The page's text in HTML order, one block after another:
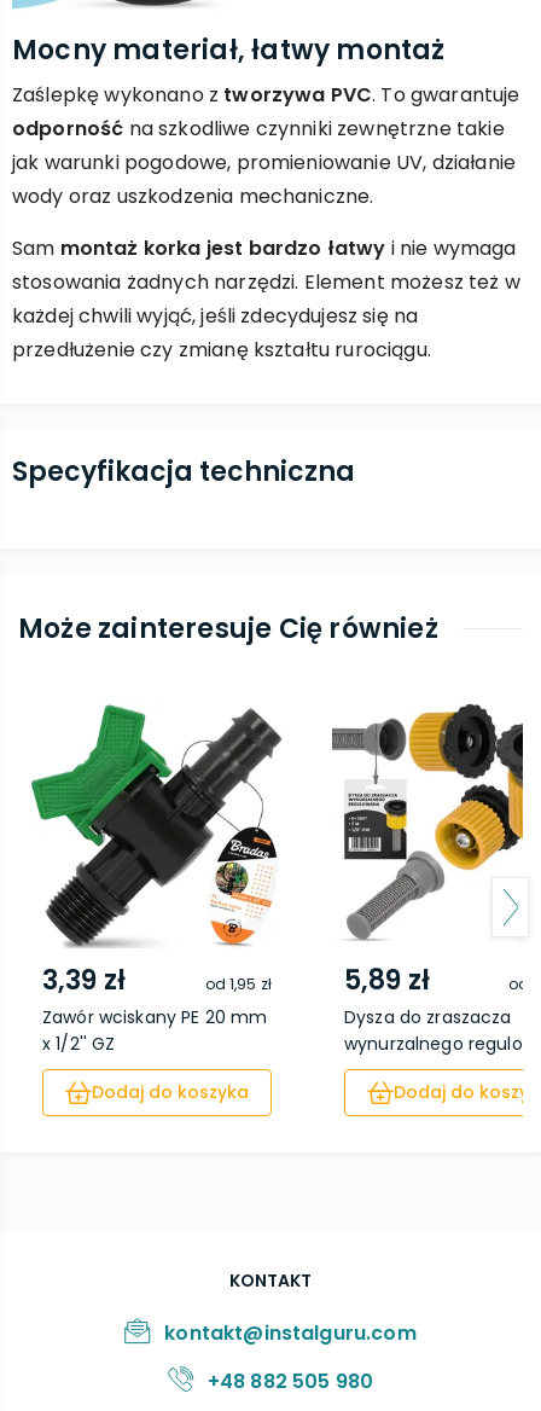
Mocny materiał, łatwy montaż
Zaślepkę wykonano z tworzywa PVC. To gwarantuje
odporność na szkodliwe czynniki zewnętrzne takie
jak warunki pogodowe, promieniowanie UV, działanie
wody oraz uszkodzenia mechaniczne.
Sam montaż korka jest bardzo łatwy i nie wymaga
stosowania żadnych narzędzi. Element możesz też w
każdej chwili wyjąć, jeśli zdecydujesz się na
przedłużenie czy zmianę kształtu rurociągu.
Specyfikacja techniczna
Może zainteresuje Cię również
3,39 zł od1,95 zł
Zawór wciskany PE 20 mm
x 1/2'' GZ
Dodaj do koszyka
5,89 zł od
Dysza do zraszacza
wynurzalnego
Dodaj do
KONTAKT
kontakt@instalguru.com
+48 882 505 980